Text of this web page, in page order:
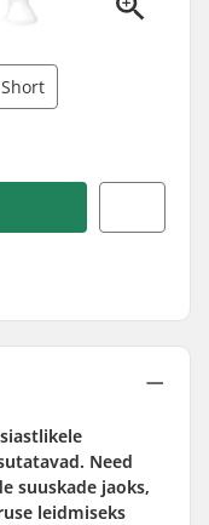
Need
suuskade jaoks,
leidmiseks